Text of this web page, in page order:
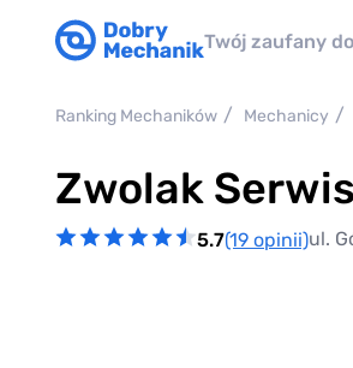
Twój zaufany
Ranking Mechaników Mechanicy
Zwolak
5.7(19 opinii)ul.